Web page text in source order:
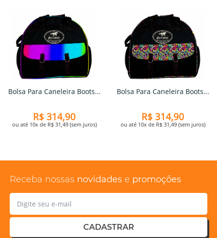
Bolsa Para Caneleira Boots...
R$ 314,90
ou até 10x de R$ 31,49 (sem juros)
Bolsa Para Caneleira Boots...
R$ 314,90
ou até 10x de R$ 31,49 (sem juros)
Receba nossas novidades e promoções
CADASTRAR